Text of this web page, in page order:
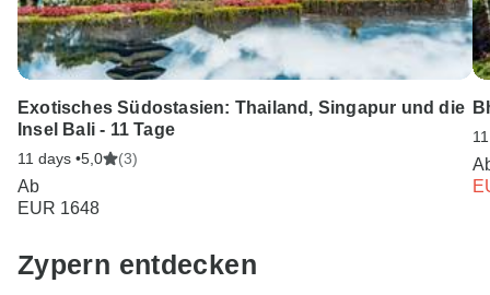
Exotisches Südostasien: Thailand, Singapur und die
Insel Bali - 11 Tage
11 days •5,0 (3)
Ab
EUR 1648
Zypern entdecken